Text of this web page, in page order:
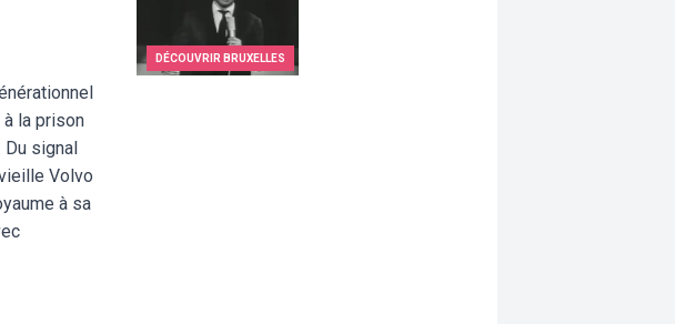
la prison
Du signal
Volvo
à sa
DÉCOUVRIR BRUXELLES